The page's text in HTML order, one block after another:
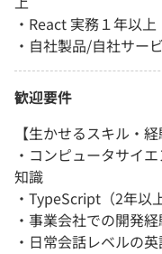
・React 実務１年以上
・自社製品/自社サ
歓迎要件
【生かせるスキル・経
・コンピュータサイ
知識
・TypeScript（2年以上
・事業会社での開発経
・日常会話レベルの